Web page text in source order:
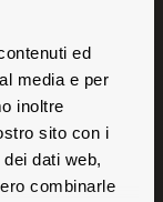
ed
media e per
inoltre
sito con i
dati web,
combinarle